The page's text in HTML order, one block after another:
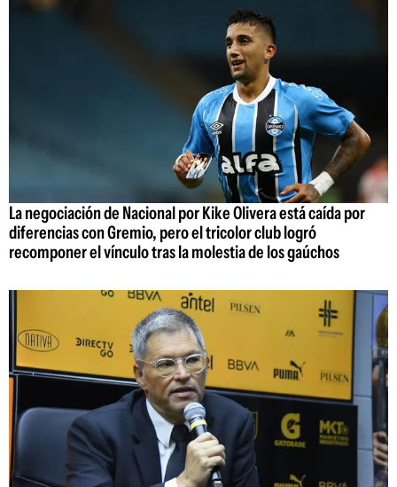
La negociación de Nacional por Kike Olivera está caída por
diferencias con Gremio, pero el tricolor club logró
recomponer el vínculo tras la molestia de los gaúchos